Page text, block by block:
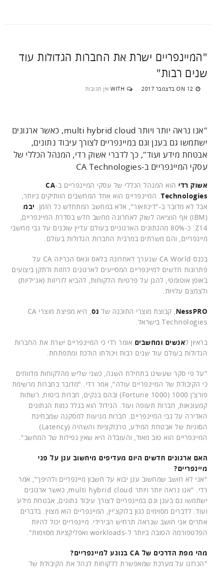
"המיינפריים ישרת את החברות הגדולות עוד
שנים רבות"
ON 12 בדצמבר 2017 WITH אין תגובות
"אנו נראה יותר ויותר multi hybrid cloud, כאשר ארגונים
ישתמשו גם בענן וגם במיינפריים לצורך עיבוד נתונים,
אבטחת מידע ועוד", כך לדברי אשוק רדי, המנהל הכללי של
עסקי המיינפריים ב-CA Technologies
אשוק רדי הוא המנהל הכללי של עסקי המיינפריים ב-CA
Technologies . המיינפריים הוא אחד המחשבים הוותיקים ביותר,
אבל לא מדובר ב-"דינוזאור", אלא במחשב המתחדש כל הזמן. יבמ
(IBM) אף הוציאה לשוק לאחרונה מחשב חדש בסדרת המיינפריים,
Z14. כ-80% מהנתונים הארגוניים בעולם עדיין שוכנים על גבי מחשבי
מיינפריים, והם משרתים במרבית החברות הגדולות בעולם.
בכנס CA World שנערך לאחרונה בלאס וגאס הכריזה CA על
פתרונות חדשים למיינפריים המסייעים לארגונים לחזות ולתקן ביצועים
באופן אוטומטי, להגן על פרטיות הלקוחות, להביא לזריזות (אג'יליות)
ולצמצם עלויות.
NessPRO , קבוצת מוצרי התוכנה של נס
, היא מפיצת מוצרי CA
Technologies בישראל.
בראיון לאנשים ומחשבים אומר רדי כי המיינפריים ישרת את החברות
הגדולות בעולם עוד שנים רבות ויכולתו הולכת ומתפתחת.
"על פי סקר שעשינו בתחילת השנה, כשני שליש מהלקוחות מדווחים
כי הקיבולת של המיינפריים עולה", אמר רדי. "מדובר בחברות מרשימת
פורצ'ן 1000 (Fortune 1000) ובהם בנקים, חברות ביטוח, רשתות
קמעונאות, חברות תעופה ועוד. הגידול הוא בגלל כמות הנתונים
האדירה על גבי המיינפריים. חברות מגיעות למסקנה שמבחינת
הסוגיות של אבטחת המידע, טרנזקציות והשהיה (Latency)
המיינפריים הוא טוב מאוד, והעובדה היא שאין נפילות של המחשב".
האם ארגונים חדשים היום מעדיפים מיחשוב ענן על פני
מיינפריים?
"אני לא חושב שמחשוב ענן יבוא על חשבון מיינפריים ולהיפך", אמר
רדי. "אנו נראה יותר ויותר multi hybrid cloud, כאשר ארגונים
ישתמשו גם בענן וגם במיינפריים לצורך עיבוד נתונים, אבטחת מידע
ועוד. לדברים מסוימים כגון בלוקצ'יין, המיינפריים הוא מצוין. בדברים
אחרים אני חושב שנראה תרחיש הבירידי. מיינפריים יכול להיות
הפלטפורמה הטובה ביותר ל-workloads ואפליקציות מסוימות".
מהי מפת הדרכים של CA בנוגע למיינפריים?
"הכרזנו על מערכת שמאפשרת ללקוחות לנהל את הקיבולת של